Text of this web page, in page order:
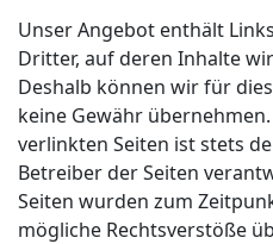
Unser Angebot enthält
Dritter, auf deren Inhalte
Deshalb können wir für
keine Gewähr
verlinkten Seiten ist stets
Betreiber der Seiten
Seiten wurden zum
mögliche Rechtsverstöße